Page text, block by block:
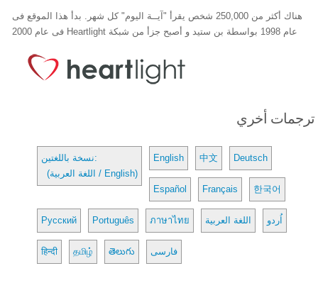
هناك أكثر من 250,000 شخص يقرأ "آيــة اليوم" كل شهر. بدأ هذا الموقع فى
عام 1998 بواسطة بن ستيد و أصبح جزأ من شبكة Heartlight فى عام 2000
ترجمات أخري
نسخة باللغتين:
(اللغة العربية / English)
English 中文 Deutsch
Español Français 한국어
Русский Português ภาษาไทย اللغة العربية اُردو
हिन्दी தமிழ் తెలుగు فارسی